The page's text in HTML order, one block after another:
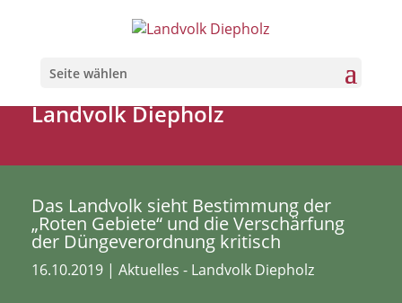
Seite wählen
Landvolk Diepholz
Das Landvolk sieht Bestimmung der
„Roten Gebiete“ und die Verschärfung
der Düngeverordnung kritisch
16.10.2019 | Aktuelles - Landvolk Diepholz